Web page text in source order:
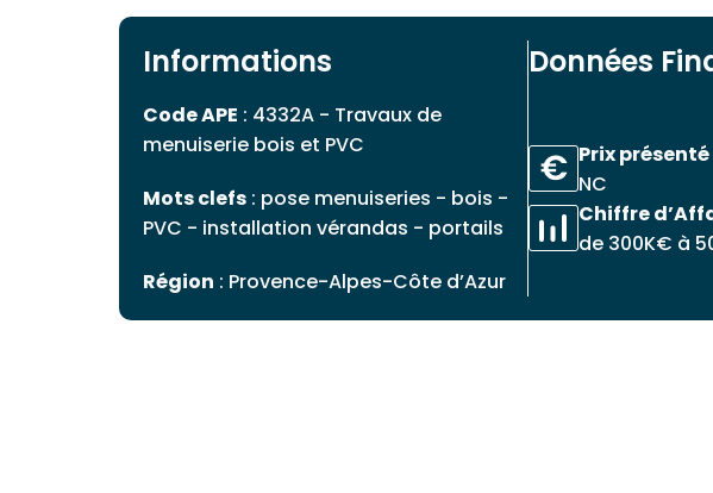
Informations
Code APE : 4332A - Travaux de
menuiserie bois et PVC
Mots clefs : pose menuiseries - bois -
PVC - installation vérandas - portails
Région : Provence-Alpes-Côte d’Azur
Données
Prix présenté
NC
Chiffre
de 300K€ à